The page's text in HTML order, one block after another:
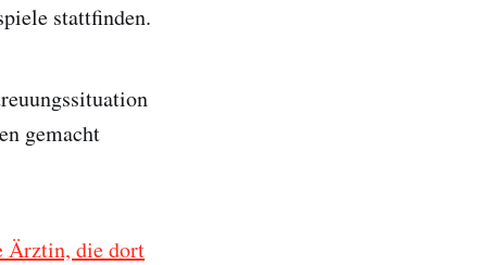
stattfinden.
gemacht
Ärztin, die dort